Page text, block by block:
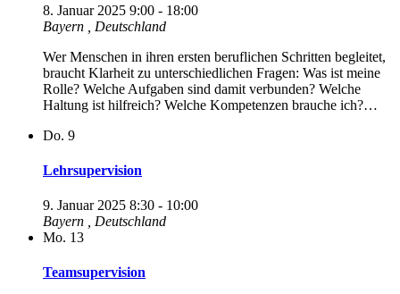
8. Januar 2025 9:00 - 18:00
Bayern
, Deutschland
Wer Menschen in ihren ersten beruflichen Schritten begleitet,
braucht Klarheit zu unterschiedlichen Fragen: Was ist meine
Rolle? Welche Aufgaben sind damit verbunden? Welche
Haltung ist hilfreich? Welche Kompetenzen brauche ich?…
Do. 9
Lehrsupervision
9. Januar 2025 8:30 - 10:00
Bayern
, Deutschland
Mo. 13
Teamsupervision